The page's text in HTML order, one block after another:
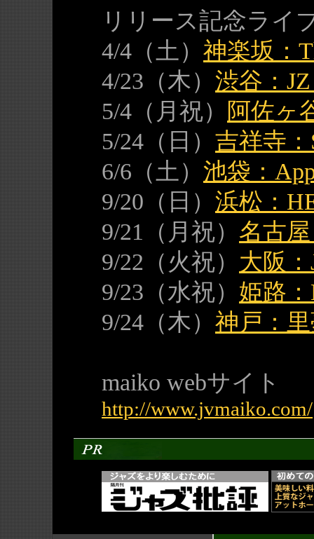
リリース記念ライ
4/4（土） 神楽坂：
4/23（木） 渋谷：
5/4（月祝）
阿佐ヶ
5/24（日） 吉祥寺：
6/6（土） 池袋：
9/20（日） 浜松：
9/21（月祝） 名古
9/22（火祝） 大阪
9/23（水祝） 姫路
9/24（木） 神戸：
maiko webサイト
http://www.jvmaiko.com/